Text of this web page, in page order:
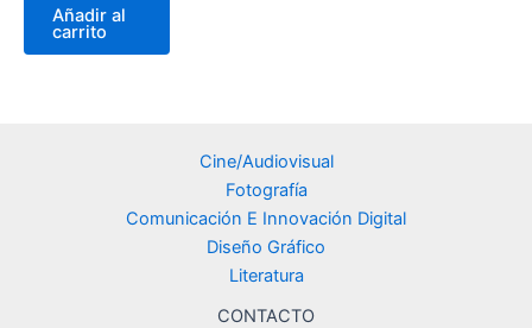
Añadir al
carrito
Cine/Audiovisual
Fotografía
Comunicación E Innovación Digital
Diseño Gráfico
Literatura
CONTACTO